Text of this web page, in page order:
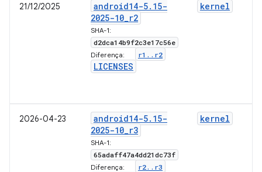
21/12/2025 android14-5. 15-
2025-10_r2
SHA-1:
d2dca14b9f2c3e17c56e
Diferença: r1 . . r2
LICENSES
kernel
2026-04-23 android14-5. 15-
2025-10_r3
SHA-1:
65adaff47a4dd21dc73f
Diferença: r2. . r3
kernel